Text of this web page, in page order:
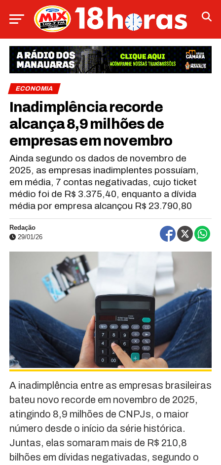
ECONOMIA
Inadimplência recorde
alcança 8,9 milhões de
empresas em novembro
Ainda segundo os dados de novembro de
2025, as empresas inadimplentes possuíam,
em média, 7 contas negativadas, cujo ticket
médio foi de R$ 3.375,40, enquanto a dívida
média por empresa alcançou R$ 23.790,80
Redação
29/01/26
A inadimplência entre as empresas brasileiras
bateu novo recorde em novembro de 2025,
atingindo 8,9 milhões de CNPJs, o maior
número desde o início da série histórica.
Juntas, elas somaram mais de R$ 210,8
bilhões em dívidas negativadas, segundo o